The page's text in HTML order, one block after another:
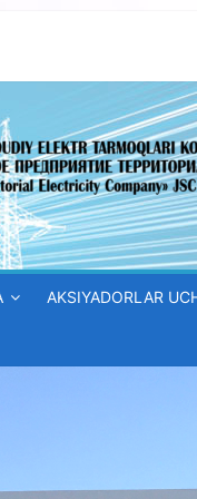
AKSIYADORLAR